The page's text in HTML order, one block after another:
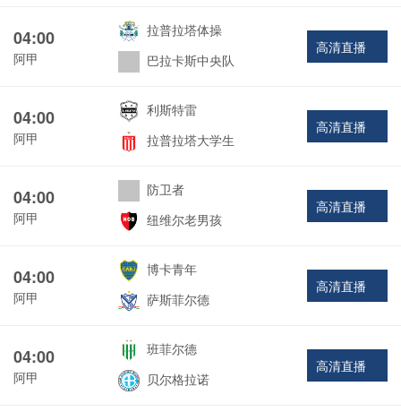
04:00
阿甲
拉普拉塔体操
巴拉卡斯中央队
高清直播
04:00
阿甲
利斯特雷
拉普拉塔大学生
高清直播
04:00
阿甲
防卫者
纽维尔老男孩
高清直播
04:00
阿甲
博卡青年
萨斯菲尔德
高清直播
04:00
阿甲
班菲尔德
贝尔格拉诺
高清直播